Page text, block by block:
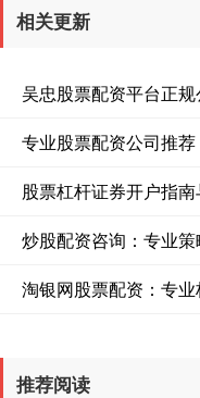
相关更新
吴忠股票配资平台正
专业股票配资公司推
股票杠杆证券开户指
炒股配资咨询：专业
淘银网股票配资：专
推荐阅读